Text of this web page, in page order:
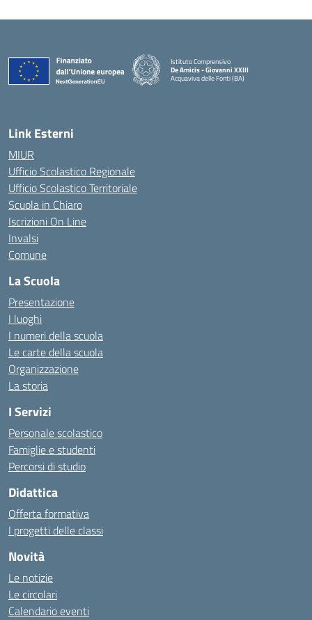
Istituto Comprensivo
De Amicis - Giovanni XXIII
Acquaviva delle Fonti (BA)
— Visita la pagina iniziale della scuola
Link Esterni
MIUR
Ufficio Scolastico Regionale
Ufficio Scolastico Territoriale
Scuola in Chiaro
Iscrizioni On Line
Invalsi
Comune
La Scuola
Presentazione
I luoghi
I numeri della scuola
Le carte della scuola
Organizzazione
La storia
I Servizi
Personale scolastico
Famiglie e studenti
Percorsi di studio
Didattica
Offerta formativa
I progetti delle classi
Novità
Le notizie
Le circolari
Calendario eventi